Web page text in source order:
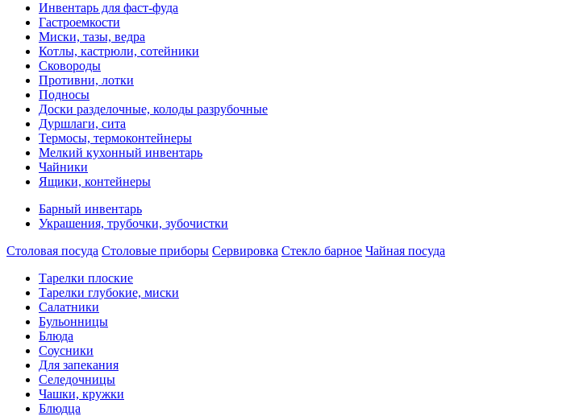
Инвентарь для фаст-фуда
Гастроемкости
Миски, тазы, ведра
Котлы, кастрюли, сотейники
Сковороды
Противни, лотки
Подносы
Доски разделочные, колоды разрубочные
Дуршлаги, сита
Термосы, термоконтейнеры
Мелкий кухонный инвентарь
Чайники
Ящики, контейнеры
Барный инвентарь
Украшения, трубочки, зубочистки
Столовая посуда Столовые приборы Сервировка Стекло барное Чайная посуда
Тарелки плоские
Тарелки глубокие, миски
Салатники
Бульонницы
Блюда
Соусники
Для запекания
Селедочницы
Чашки, кружки
Блюдца